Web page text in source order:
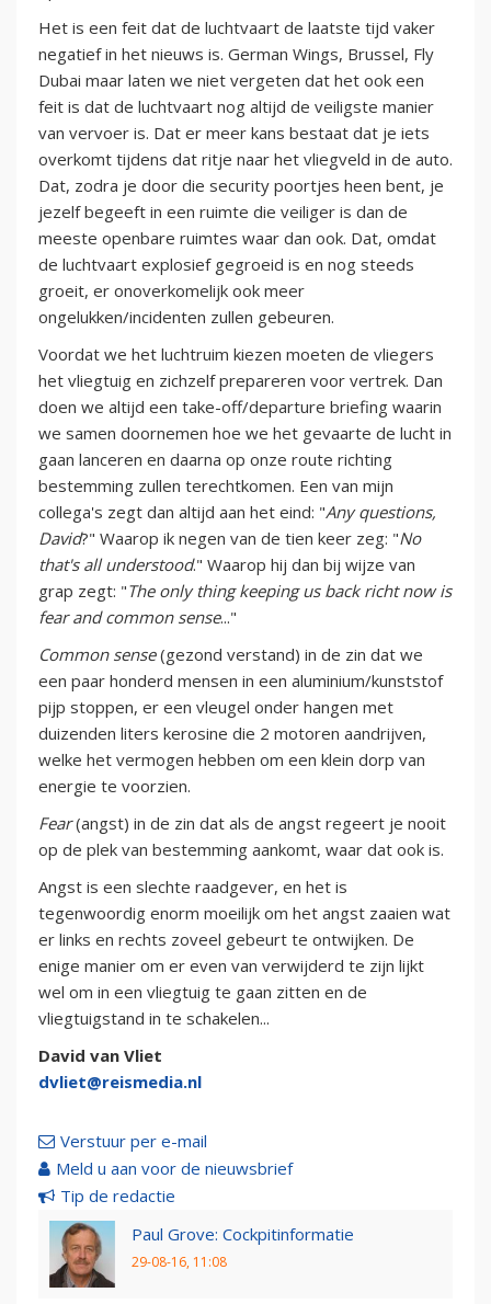
Het is een feit dat de luchtvaart de laatste tijd vaker
negatief in het nieuws is. German Wings, Brussel, Fly
Dubai maar laten we niet vergeten dat het ook een
feit is dat de luchtvaart nog altijd de veiligste manier
van vervoer is. Dat er meer kans bestaat dat je iets
overkomt tijdens dat ritje naar het vliegveld in de auto.
Dat, zodra je door die security poortjes heen bent, je
jezelf begeeft in een ruimte die veiliger is dan de
meeste openbare ruimtes waar dan ook. Dat, omdat
de luchtvaart explosief gegroeid is en nog steeds
groeit, er onoverkomelijk ook meer
ongelukken/incidenten zullen gebeuren.
Voordat we het luchtruim kiezen moeten de vliegers
het vliegtuig en zichzelf prepareren voor vertrek. Dan
doen we altijd een take-off/departure briefing waarin
we samen doornemen hoe we het gevaarte de lucht in
gaan lanceren en daarna op onze route richting
bestemming zullen terechtkomen. Een van mijn
collega's zegt dan altijd aan het eind: "Any questions,
David?" Waarop ik negen van de tien keer zeg: "No
that's all understood." Waarop hij dan bij wijze van
grap zegt: "The only thing keeping us back richt now is
fear and common sense..."
Common sense(gezond verstand) in de zin dat we
een paar honderd mensen in een aluminium/kunststof
pijp stoppen, er een vleugel onder hangen met
duizenden liters kerosine die 2 motoren aandrijven,
welke het vermogen hebben om een klein dorp van
energie te voorzien.
Fear(angst) in de zin dat als de angst regeert je nooit
op de plek van bestemming aankomt, waar dat ook is.
Angst is een slechte raadgever, en het is
tegenwoordig enorm moeilijk om het angst zaaien wat
er links en rechts zoveel gebeurt te ontwijken. De
enige manier om er even van verwijderd te zijn lijkt
wel om in een vliegtuig te gaan zitten en de
vliegtuigstand in te schakelen...
David van Vliet
dvliet@reismedia.nl
Verstuur per e-mail
Meld u aan voor de nieuwsbrief
Tip de redactie
Paul Grove: Cockpitinformatie
29-08-16, 11:08